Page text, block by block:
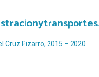
Cruz Pizarro, 2015 – 2020